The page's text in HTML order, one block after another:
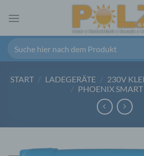
Inhalt
START / LADEGERÄTE / 230V
/ PHOENIX